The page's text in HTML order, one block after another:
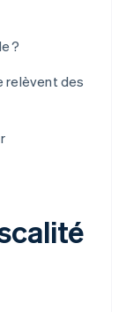
?
relèvent des